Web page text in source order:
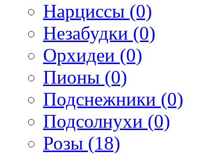
Нарциссы (0)
Незабудки (0)
Орхидеи (0)
Пионы (0)
Подснежники (0)
Подсолнухи (0)
Розы (18)